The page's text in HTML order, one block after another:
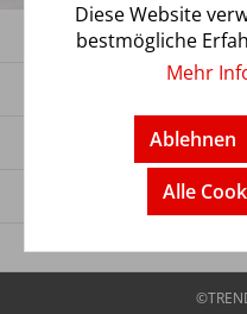
KUNDENSERVICE
UNTERNEHMEN
SICHERES BEZAHLEN
VERSANDWEGE
Diese Website
bestmögliche
Mehr
Ablehnen
Alle